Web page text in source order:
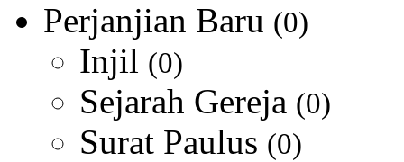
Perjanjian Baru (0)
Injil (0)
Sejarah Gereja (0)
Surat Paulus (0)